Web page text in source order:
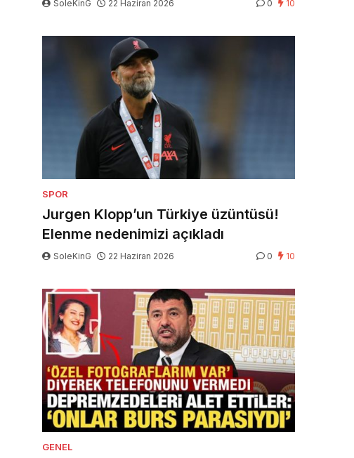
SoleKinG 22 Haziran 2026 0 10
SPOR
Jurgen Klopp’un Türkiye üzüntüsü!
Elenme nedenimizi açıkladı
SoleKinG 22 Haziran 2026 0 10
GENEL